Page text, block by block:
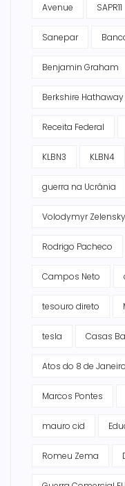
Avenue SAPR11
Sanepar
Benjamin Graham
Berkshire Hathaway
Receita Federal
KLBN3 KLBN4
guerra na Ucrânia
Volodymyr Zelensky
Rodrigo Pacheco
Campos Neto
tesouro direto
tesla Casas
Atos do 8 de Janeiro
Marcos Pontes
mauro cid
Romeu Zema